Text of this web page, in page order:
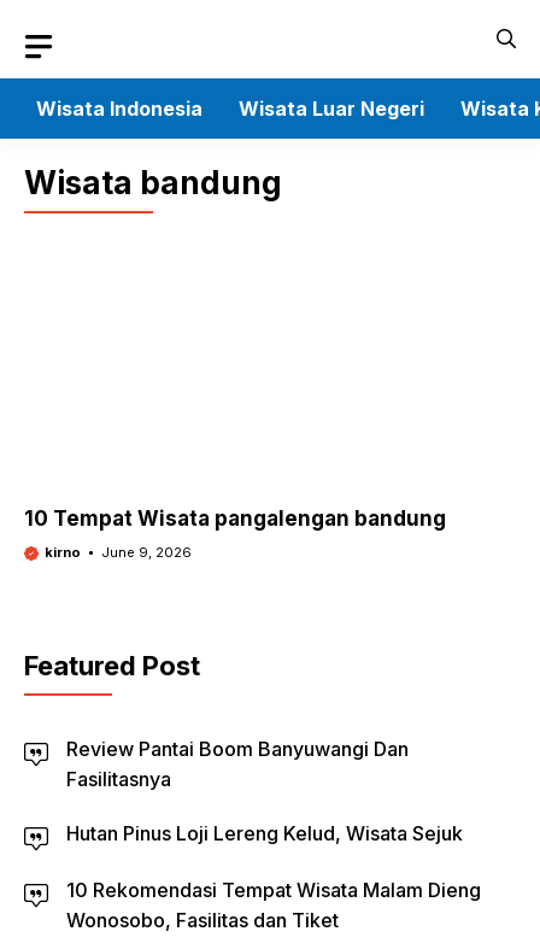
content
Wisata Indonesia
Wisata Luar Negeri Wisata
Wisata bandung
10 Tempat Wisata pangalengan bandung
kirno June 9, 2026
Featured Post
Review Pantai Boom Banyuwangi Dan
Fasilitasnya
Hutan Pinus Loji Lereng Kelud, Wisata Sejuk
10 Rekomendasi Tempat Wisata Malam Dieng
Wonosobo, Fasilitas dan Tiket